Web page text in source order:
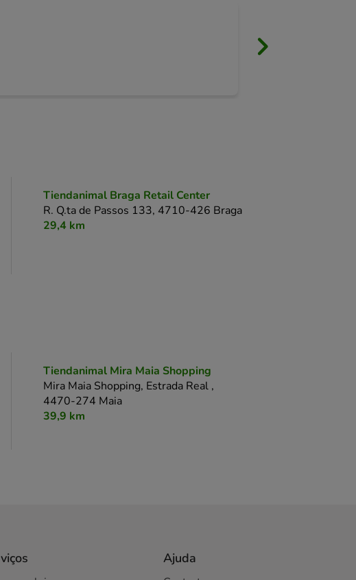
Tiendanimal Braga Retail Center
R. Q.ta de Passos 133, 4710-426 Braga
29,4 km
Tiendanimal Mira Maia Shopping
Mira Maia Shopping, Estrada Real ,
4470-274 Maia
39,9 km
Ajuda